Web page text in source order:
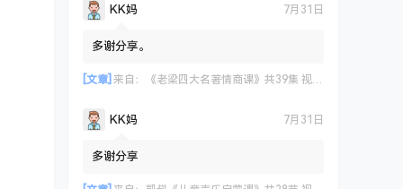
KK妈 7月31日
多谢分享。
[文章] 来自： 《老梁四大名著情商课》共39集 视频课程
KK妈 7月31日
多谢分享